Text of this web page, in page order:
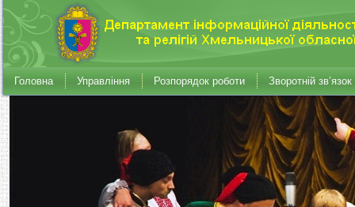
Головна Управління Розпорядок роботи Зворотній зв’язок